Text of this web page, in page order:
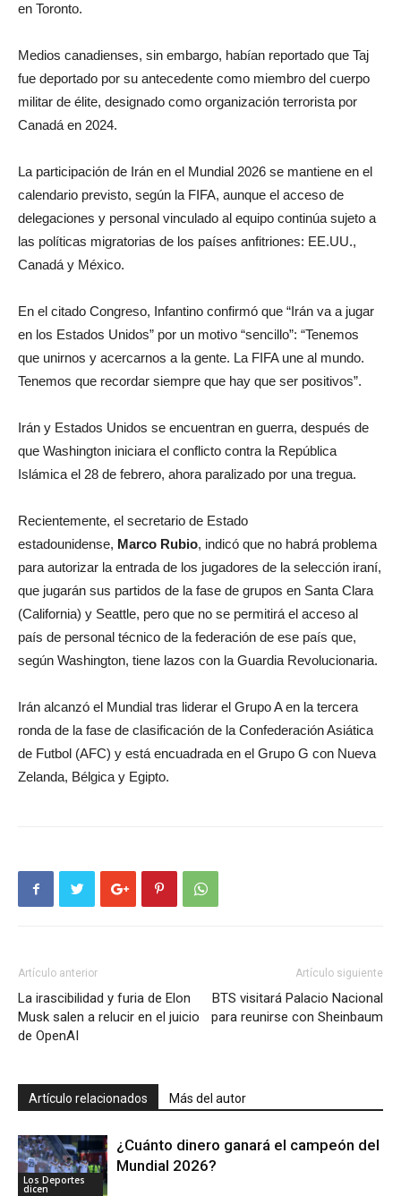
en Toronto.
Medios canadienses, sin embargo, habían reportado que Taj
fue deportado por su antecedente como miembro del cuerpo
militar de élite, designado como organización terrorista por
Canadá en 2024.
La participación de Irán en el Mundial 2026 se mantiene en el
calendario previsto, según la FIFA, aunque el acceso de
delegaciones y personal vinculado al equipo continúa sujeto a
las políticas migratorias de los países anfitriones: EE.UU.,
Canadá y México.
En el citado Congreso, Infantino confirmó que “Irán va a jugar
en los Estados Unidos” por un motivo “sencillo”: “Tenemos
que unirnos y acercarnos a la gente. La FIFA une al mundo.
Tenemos que recordar siempre que hay que ser positivos”.
Irán y Estados Unidos se encuentran en guerra, después de
que Washington iniciara el conflicto contra la República
Islámica el 28 de febrero, ahora paralizado por una tregua.
Recientemente, el secretario de Estado
estadounidense, Marco Rubio, indicó que no habrá problema
para autorizar la entrada de los jugadores de la selección iraní,
que jugarán sus partidos de la fase de grupos en Santa Clara
(California) y Seattle, pero que no se permitirá el acceso al
país de personal técnico de la federación de ese país que,
según Washington, tiene lazos con la Guardia Revolucionaria.
Irán alcanzó el Mundial tras liderar el Grupo A en la tercera
ronda de la fase de clasificación de la Confederación Asiática
de Futbol (AFC) y está encuadrada en el Grupo G con Nueva
Zelanda, Bélgica y Egipto.
Artículo anterior
La irascibilidad y furia de Elon
Musk salen a relucir en el juicio
de OpenAI
Artículo siguiente
BTS visitará Palacio Nacional
para reunirse con Sheinbaum
Artículo relacionados Más del autor
Los Deportes
dicen
¿Cuánto dinero ganará el campeón del
Mundial 2026?